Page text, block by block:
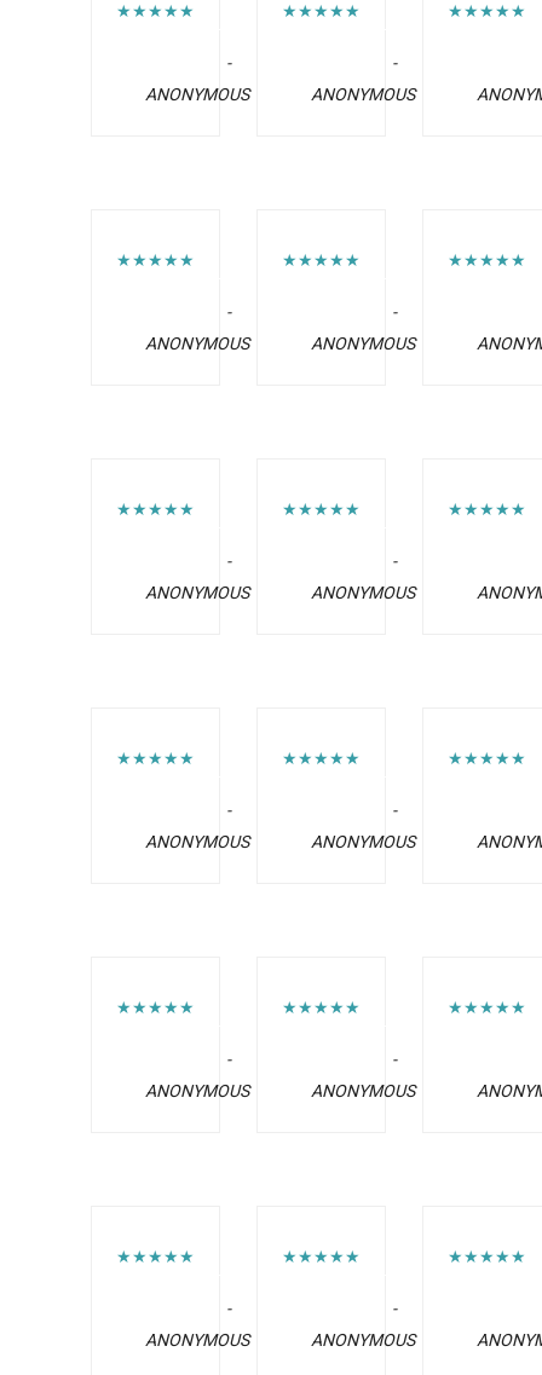
★★★★★
-
ANONYMOUS
★★★★★
-
ANONYMOUS
★★★★★
★★★★★
-
ANONYMOUS
★★★★★
-
ANONYMOUS
★★★★★
★★★★★
-
ANONYMOUS
★★★★★
-
ANONYMOUS
★★★★★
★★★★★
-
ANONYMOUS
★★★★★
-
ANONYMOUS
★★★★★
★★★★★
-
ANONYMOUS
★★★★★
-
ANONYMOUS
★★★★★
★★★★★
-
ANONYMOUS
★★★★★
-
ANONYMOUS
★★★★★